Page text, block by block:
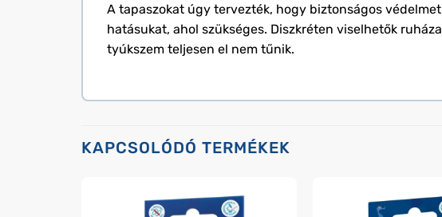
A tapaszokat úgy tervezték, hogy biztonságos
hatásukat, ahol szükséges. Diszkréten viselhetők
tyúkszem teljesen el nem tűnik.
KAPCSOLÓDÓ TERMÉKEK